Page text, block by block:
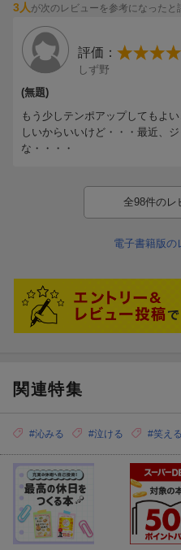
3人 が次のレビューを参考になったと
評価：
しず野
(無題)
もう少しテンポアップしてもよ
しいからいいけど・・・最近、
な・・・・
全98件のレ
電子書籍版の
関連特集
#沁みる #泣ける #笑える